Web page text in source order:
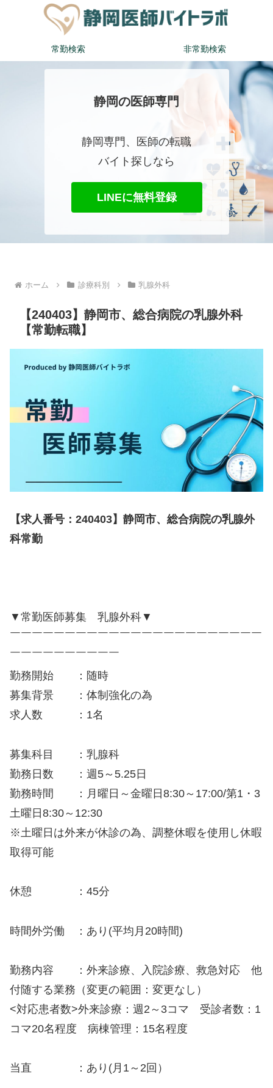
常勤検索 非常勤検索
静岡の医師専門
静岡専門、医師の転職
バイト探しなら
LINEに無料登録
ホーム 診療科別 乳腺外科
【240403】静岡市、総合病院の乳腺外科
【常勤転職】
【求人番号：240403】静岡市、総合病院の乳腺外
科常勤
▼常勤医師募集 乳腺外科▼
￣￣￣￣￣￣￣￣￣￣￣￣￣￣￣￣￣￣￣￣￣￣￣
￣￣￣￣￣￣￣￣￣￣
勤務開始 ：随時
募集背景 ：体制強化の為
求人数 ：1名
募集科目 ：乳腺科
勤務日数 ：週5～5.25日
勤務時間 ：月曜日～金曜日8:30～17:00/第1・3
土曜日8:30～12:30
※土曜日は外来が休診の為、調整休暇を使用し休暇
取得可能
休憩 ：45分
時間外労働 ：あり(平均月20時間)
勤務内容 ：外来診療、入院診療、救急対応 他
付随する業務（変更の範囲：変更なし）
<対応患者数>外来診療：週2～3コマ 受診者数：1
コマ20名程度 病棟管理：15名程度
当直 ：あり(月1～2回）